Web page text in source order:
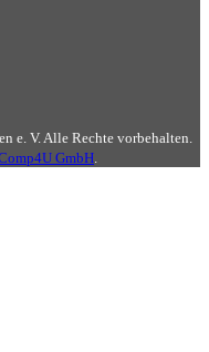
e. V. Alle Rechte vorbehalten.
GmbH.